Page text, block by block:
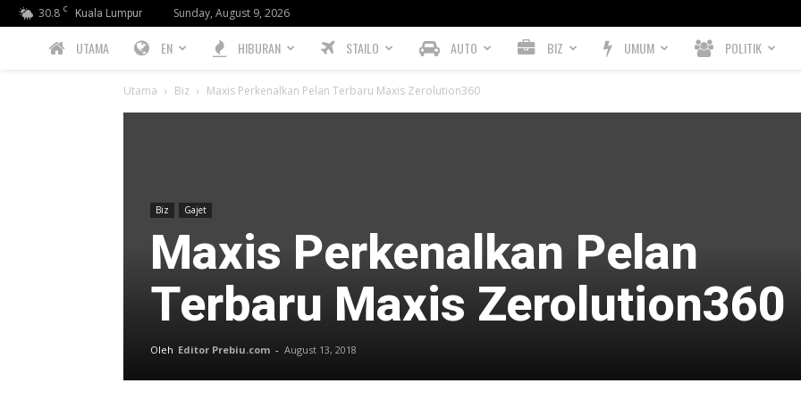
30.8 C Kuala Lumpur Sunday, August 9, 2026
PREBIU.com
UTAMA EN HIBURAN STAILO AUTO BIZ UMUM POLITIK
Utama Biz Maxis Perkenalkan Pelan Terbaru Maxis Zerolution360
Biz Gajet
Maxis Perkenalkan Pelan
Terbaru Maxis Zerolution360
Oleh Editor Prebiu.com - August 13, 2018